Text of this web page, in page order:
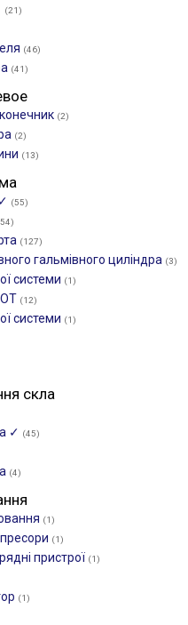
(21)
(46)
(41)
(2)
(2)
(13)
(55)
(127)
гальмівного циліндра (3)
системи (1)
(12)
системи (1)
скла
✓ (45)
(4)
(1)
(1)
пристрої (1)
(1)